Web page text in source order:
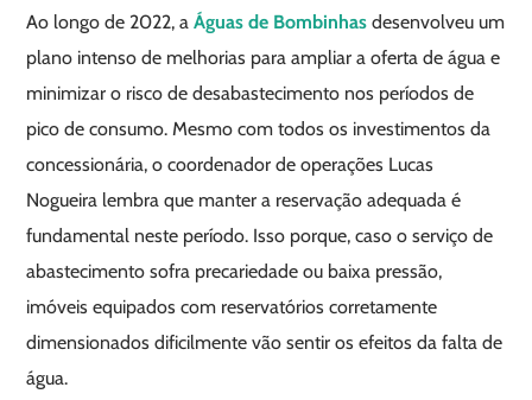
Ao longo de 2022, aÁguasde Bombinhas desenvolveu um
plano intenso de melhorias para ampliar a oferta de água e
minimizar o risco de desabastecimento nos períodos de
pico de consumo. Mesmo com todos os investimentos da
concessionária, o coordenador de operações Lucas
Nogueira lembra que manter a reservação adequada é
fundamental neste período. Isso porque, caso o serviço de
abastecimento sofra precariedade ou baixa pressão,
imóveis equipados com reservatórios corretamente
dimensionados dificilmente vão sentir os efeitos da falta de
água.